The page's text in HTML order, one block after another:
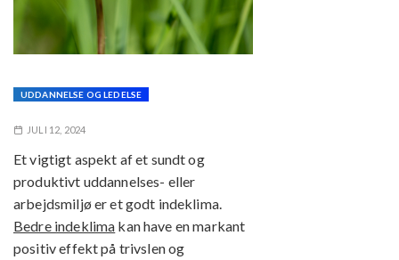
UDDANNELSE OG LEDELSE
JULI 12, 2024
Et vigtigt aspekt af et sundt og
produktivt uddannelses- eller
arbejdsmiljø er et godt indeklima.
Bedre indeklima kan have en markant
positiv effekt på trivslen og